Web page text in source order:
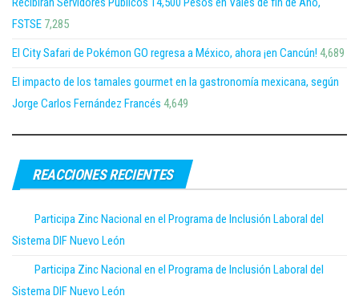
FSTSE 7,285
El City Safari de Pokémon GO regresa a México, ahora ¡en Cancún! 4,689
El impacto de los tamales gourmet en la gastronomía mexicana, según
Jorge Carlos Fernández Francés 4,649
REACCIONES RECIENTES
Participa Zinc Nacional en el Programa de Inclusión Laboral del
Sistema DIF Nuevo León
Participa Zinc Nacional en el Programa de Inclusión Laboral del
Sistema DIF Nuevo León